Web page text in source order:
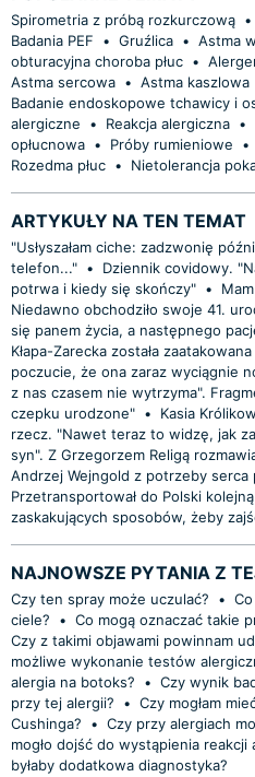
Spirometria z próbą rozkurczową •
Badania PEF
• Gruźlica • Astma
obturacyjna choroba płuc •
Astma sercowa • Astma kaszlowa
Badanie endoskopowe tchawicy i
alergiczne
• Reakcja alergiczna •
opłucnowa • Próby rumieniowe •
Rozedma płuc • Nietolerancja
ARTYKUŁY NA TEN TEMAT
"Usłyszałam ciche: zadzwonię
telefon..." •
Dziennik covidowy.
potrwa i kiedy się skończy" •
Niedawno obchodziło swoje 41.
się panem życia, a następnego
Kłapa-Zarecka została
poczucie, że ona zaraz wyciągnie
z nas czasem nie wytrzyma".
czepku urodzone" •
Kasia
rzecz. "Nawet teraz to widzę, jak
syn". Z Grzegorzem Religą
Andrzej Wejngold z potrzeby serca
Przetransportował do Polski
zaskakujących sposobów, żeby
NAJNOWSZE PYTANIA Z
Czy ten spray może uczulać? •
ciele?
• Co mogą oznaczać takie
Czy z takimi objawami powinnam
możliwe wykonanie testów
alergia na botoks?
• Czy wynik
przy tej alergii?
• Czy mogłam
Cushinga?
• Czy przy alergiach
mogło dojść do wystąpienia reakcji
byłaby dodatkowa diagnostyka?